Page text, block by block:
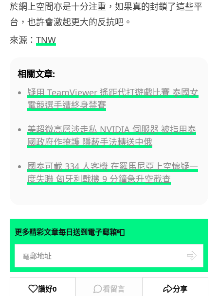
於網上空間亦是十分注重，如果真的封鎖了這些平
台，也許會激起更大的反抗吧。
來源： TNW
相關文章:
疑用 TeamViewer 遙距代打遊戲比賽 泰國女
電競選手遭終身禁賽
美超微高層涉走私 NVIDIA 伺服器 被指用泰
國政府作掩護 隱蔽手法轉送中俄
國泰可載 334 人客機 在羅馬尼亞上空懷疑一
度失聯 匈牙利戰機 9 分鐘急升空截查
更多精彩文章每日送到電子郵箱📮
讚好0 看留言 分享